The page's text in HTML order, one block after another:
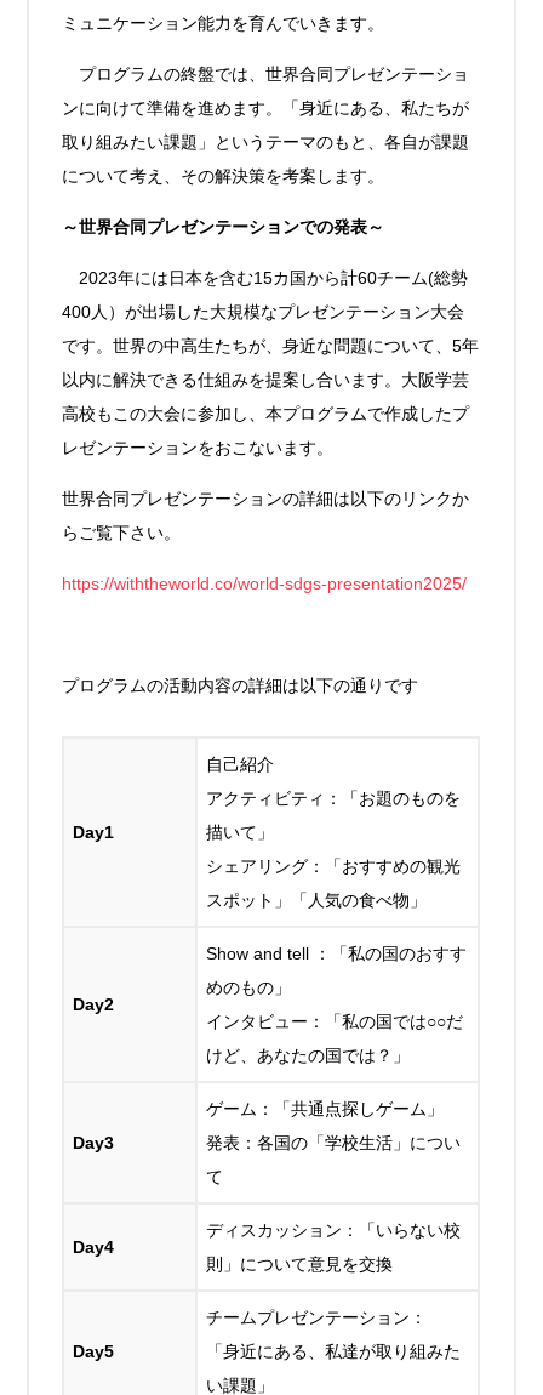
ミュニケーション能力を育んでいきます。
プログラムの終盤では、世界合同プレゼンテーショ
ンに向けて準備を進めます。「身近にある、私たちが
取り組みたい課題」というテーマのもと、各自が課題
について考え、その解決策を考案します。
～世界合同プレゼンテーションでの発表～
2023年には日本を含む15カ国から計60チーム(総勢
400人）が出場した大規模なプレゼンテーション大会
です。世界の中高生たちが、身近な問題について、5年
以内に解決できる仕組みを提案し合います。大阪学芸
高校もこの大会に参加し、本プログラムで作成したプ
レゼンテーションをおこないます。
世界合同プレゼンテーションの詳細は以下のリンクか
らご覧下さい。
https://withtheworld.co/world-sdgs-presentation2025/
プログラムの活動内容の詳細は以下の通りです
Day1
自己紹介
アクティビティ：「お題のものを
描いて」
シェアリング：「おすすめの観光
スポット」「人気の食べ物」
Day2
Show and tell ：「私の国のおすす
めのもの」
インタビュー：「私の国では○○だ
けど、あなたの国では？」
Day3
ゲーム：「共通点探しゲーム」
発表：各国の「学校生活」につい
て
Day4
ディスカッション：「いらない校
則」について意見を交換
Day5
チームプレゼンテーション：
「身近にある、私達が取り組みた
い課題」